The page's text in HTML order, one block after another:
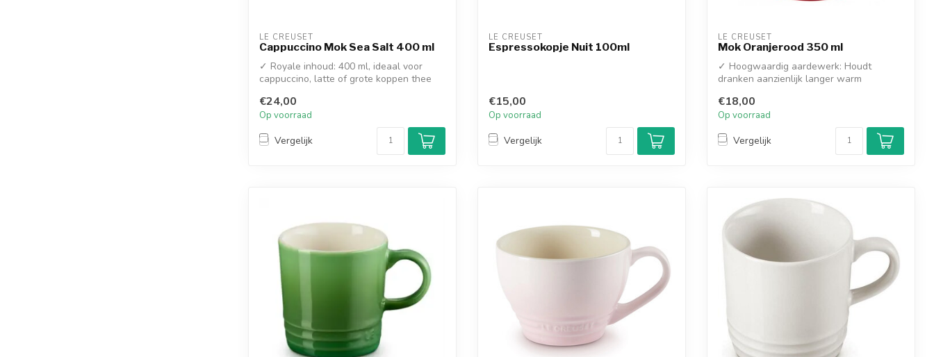
LE CREUSET
Cappuccino Mok Sea Salt 400 ml
✓ Royale inhoud: 400 ml, ideaal voor
cappuccino, latte of grote koppen thee
€24,00
Op voorraad
Vergelijk
LE CREUSET
Espressokopje Nuit 100ml
€15,00
Op voorraad
Vergelijk
LE CREUSET
Mok Oranjerood 350 ml
✓ Hoogwaardig aardewerk: Houdt
dranken aanzienlijk langer warm
€18,00
Op voorraad
Vergelijk